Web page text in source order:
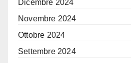
Dicembre 2024
Novembre 2024
Ottobre 2024
Settembre 2024